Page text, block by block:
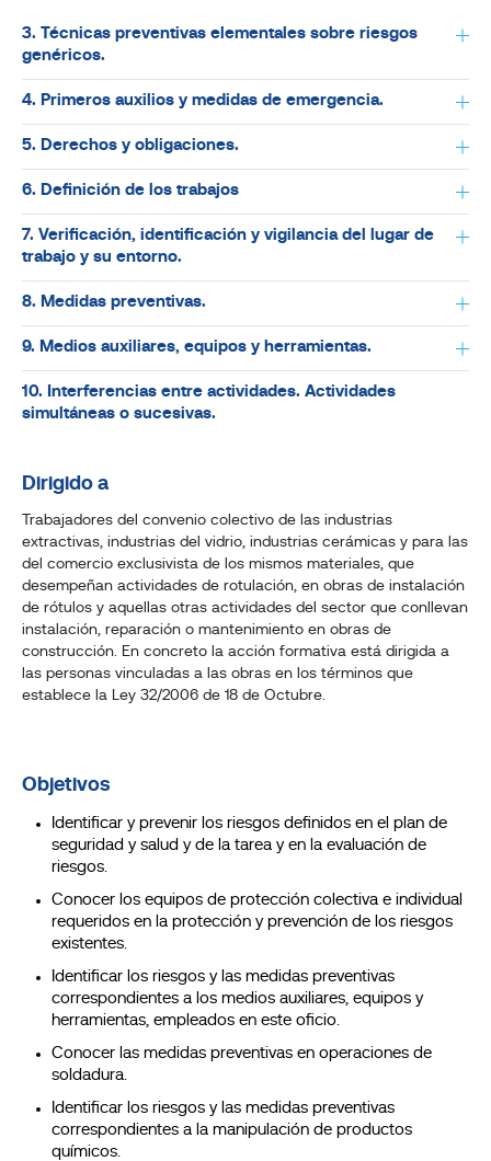
3. Técnicas preventivas elementales sobre riesgos
genéricos.
4. Primeros auxilios y medidas de emergencia.
5. Derechos y obligaciones.
6. Definición de los trabajos
7. Verificación, identificación y vigilancia del lugar de
trabajo y su entorno.
8. Medidas preventivas.
9. Medios auxiliares, equipos y herramientas.
10. Interferencias entre actividades. Actividades
simultáneas o sucesivas.
Dirigido a
Trabajadores del convenio colectivo de las industrias
extractivas, industrias del vidrio, industrias cerámicas y para las
del comercio exclusivista de los mismos materiales, que
desempeñan actividades de rotulación, en obras de instalación
de rótulos y aquellas otras actividades del sector que conllevan
instalación, reparación o mantenimiento en obras de
construcción. En concreto la acción formativa está dirigida a
las personas vinculadas a las obras en los términos que
establece la Ley 32/2006 de 18 de Octubre.
Objetivos
Identificar y prevenir los riesgos definidos en el plan de
seguridad y salud y de la tarea y en la evaluación de
riesgos.
Conocer los equipos de protección colectiva e individual
requeridos en la protección y prevención de los riesgos
existentes.
Identificar los riesgos y las medidas preventivas
correspondientes a los medios auxiliares, equipos y
herramientas, empleados en este oficio.
Conocer las medidas preventivas en operaciones de
soldadura.
Identificar los riesgos y las medidas preventivas
correspondientes a la manipulación de productos
químicos.